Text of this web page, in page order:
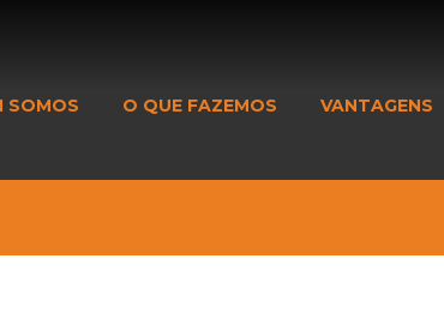
SOMOS O QUE FAZEMOS VANTAGENS